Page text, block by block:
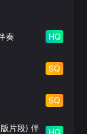
奏 HQ
SQ
SQ
片段) 伴